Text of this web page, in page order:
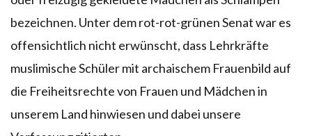
bezeichnen. Unter dem rot-rot-grünen Senat war es
offensichtlich nicht erwünscht, dass Lehrkräfte
muslimische Schüler mit archaischem Frauenbild auf
die Freiheitsrechte von Frauen und Mädchen in
unserem Land hinwiesen und dabei unsere